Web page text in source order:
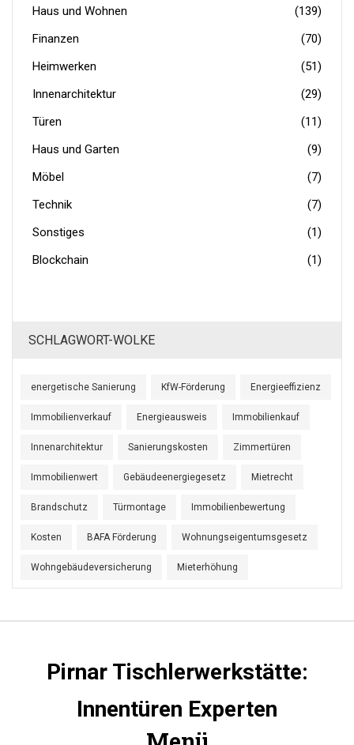
Haus und Wohnen
(139)
Finanzen
(70)
Heimwerken
(51)
Innenarchitektur
(29)
Türen
(11)
Haus und Garten
(9)
Möbel
(7)
Technik
(7)
Sonstiges
(1)
Blockchain
(1)
SCHLAGWORT-WOLKE
energetische Sanierung KfW-Förderung Energieeffizienz
Immobilienverkauf Energieausweis Immobilienkauf
Innenarchitektur Sanierungskosten Zimmertüren
Immobilienwert Gebäudeenergiegesetz Mietrecht
Brandschutz Türmontage Immobilienbewertung
Kosten BAFA Förderung Wohnungseigentumsgesetz
Wohngebäudeversicherung Mieterhöhung
Pirnar Tischlerwerkstätte:
Innentüren Experten